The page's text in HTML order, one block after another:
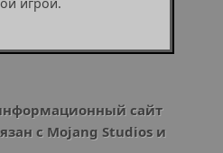
игрой.
сайт
с Mojang Studios и